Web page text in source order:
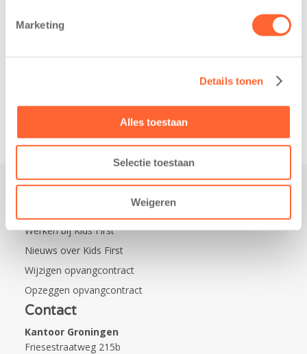
Marketing
Details tonen
Alles toestaan
Selectie toestaan
Weigeren
de wijk Wiarda in
Na…
Kinderopvang is
nieuwe
naamsponsor
Werken bij Kids First
Nieuws over Kids First
Wijzigen opvangcontract
Opzeggen opvangcontract
Contact
Kantoor Groningen
Friesestraatweg 215b